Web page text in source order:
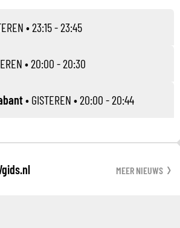
• 23:15 - 23:45
• 20:00 - 20:30
• GISTEREN • 20:00 - 20:44
MEER NIEUWS